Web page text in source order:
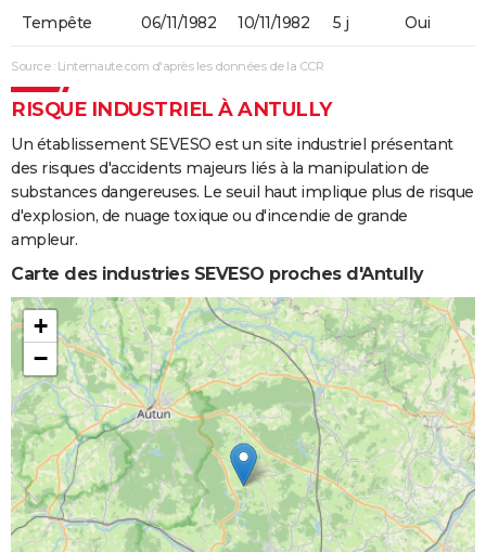
Tempête 06/11/1982 10/11/1982 5 j Oui
Source : Linternaute.com d'après les données de la CCR
RISQUE INDUSTRIEL À ANTULLY
Un établissement SEVESO est un site industriel présentant
des risques d'accidents majeurs liés à la manipulation de
substances dangereuses. Le seuil haut implique plus de risque
d'explosion, de nuage toxique ou d'incendie de grande
ampleur.
Carte des industries SEVESO proches d'Antully
+
−